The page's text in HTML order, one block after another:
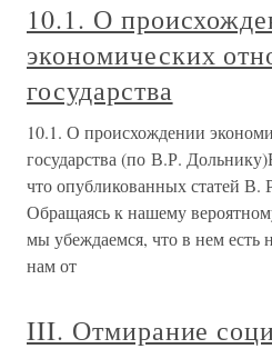
10.1. О
экономических
государства
10.1. О происхождении
государства (по В.Р.
что опубликованных статей
Обращаясь к нашему
мы убеждаемся, что в нем есть
нам от
III. Отмирание